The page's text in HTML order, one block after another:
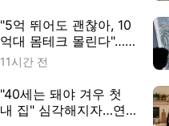
"5억 뛰어도 괜찮아, 10
억대 몸테크 몰린다"…
중저가 재건축 단지 고
AtoZ]
11시간 전
"40세는 돼야 겨우 첫
내 집" 심각해지자…연